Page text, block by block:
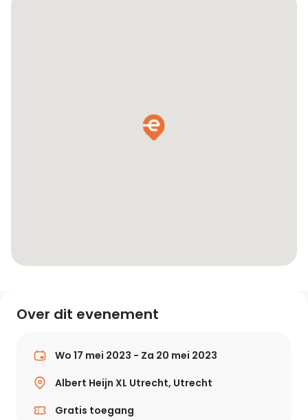
Over dit evenement
Wo 17 mei 2023 - Za 20 mei 2023
Albert Heijn XL Utrecht, Utrecht
Gratis toegang